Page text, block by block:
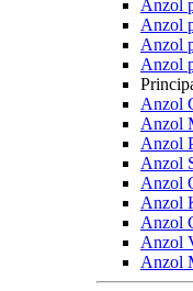
Anzol
Anzol
Anzol
Anzol
Anzol
Anzol
Anzol
Anzol
Anzol
Anzol
Anzol
Anzol
Anzol